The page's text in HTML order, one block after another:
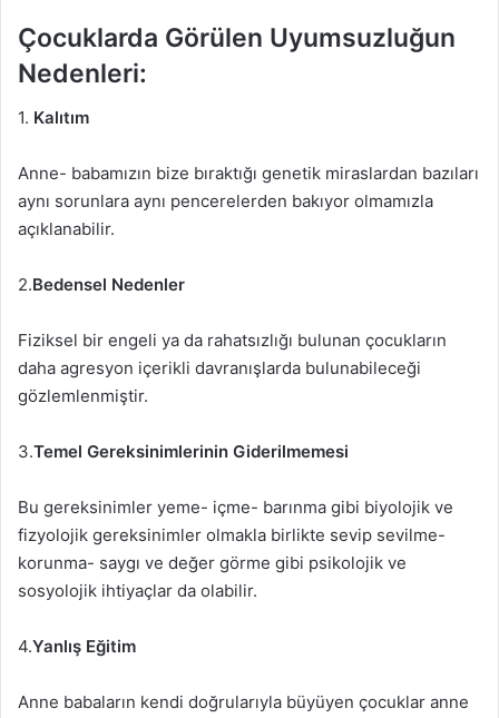
Çocuklarda Görülen Uyumsuzluğun
Nedenleri:
1. Kalıtım
Anne- babamızın bize bıraktığı genetik miraslardan bazıları
aynı sorunlara aynı pencerelerden bakıyor olmamızla
açıklanabilir.
2.Bedensel Nedenler
Fiziksel bir engeli ya da rahatsızlığı bulunan çocukların
daha agresyon içerikli davranışlarda bulunabileceği
gözlemlenmiştir.
3.Temel Gereksinimlerinin Giderilmemesi
Bu gereksinimler yeme- içme- barınma gibi biyolojik ve
fizyolojik gereksinimler olmakla birlikte sevip sevilme-
korunma- saygı ve değer görme gibi psikolojik ve
sosyolojik ihtiyaçlar da olabilir.
4.Yanlış Eğitim
Anne babaların kendi doğrularıyla büyüyen çocuklar anne